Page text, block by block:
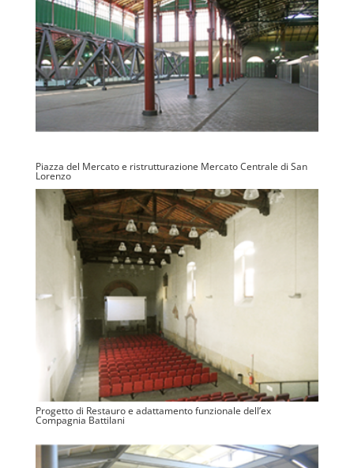
Piazza del Mercato e ristrutturazione Mercato Centrale di San
Lorenzo
Progetto di Restauro e adattamento funzionale dell’ex
Compagnia Battilani